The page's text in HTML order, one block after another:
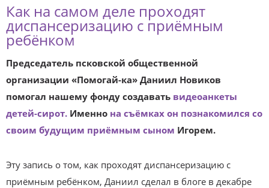
Как на самом деле проходят
диспансеризацию с приёмным
ребёнком
Председатель псковской общественной
организации «Помогай-ка» Даниил Новиков
помогал нашему фонду создавать видеоанкеты
детей-сирот. Именно на съёмках он познакомился со
своим будущим приёмным сыном Игорем.
Эту запись о том, как проходят диспансеризацию с
приёмным ребёнком, Даниил сделал в блоге в декабре